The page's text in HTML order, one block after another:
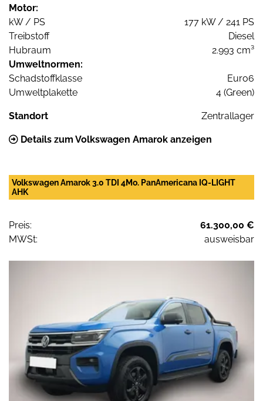
Motor:
kW / PS
177 kW / 241 PS
Treibstoff
Diesel
Hubraum
2.993 cm³
Umweltnormen:
Schadstoffklasse
Euro6
Umweltplakette
4 (Green)
Standort Zentrallager
Details zum Volkswagen Amarok anzeigen
Volkswagen Amarok 3.0 TDI 4Mo. PanAmericana IQ-LIGHT
AHK
Preis:
61.300,00 €
MWSt:
ausweisbar